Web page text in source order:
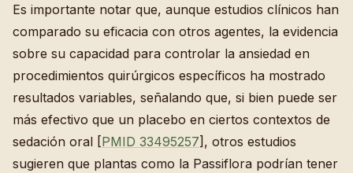
Es importante notar que, aunque estudios clínicos han
comparado su eficacia con otros agentes, la evidencia
sobre su capacidad para controlar la ansiedad en
procedimientos quirúrgicos específicos ha mostrado
resultados variables, señalando que, si bien puede ser
más efectivo que un placebo en ciertos contextos de
sedación oral [PMID 33495257], otros estudios
sugieren que plantas como la Passiflora podrían tener